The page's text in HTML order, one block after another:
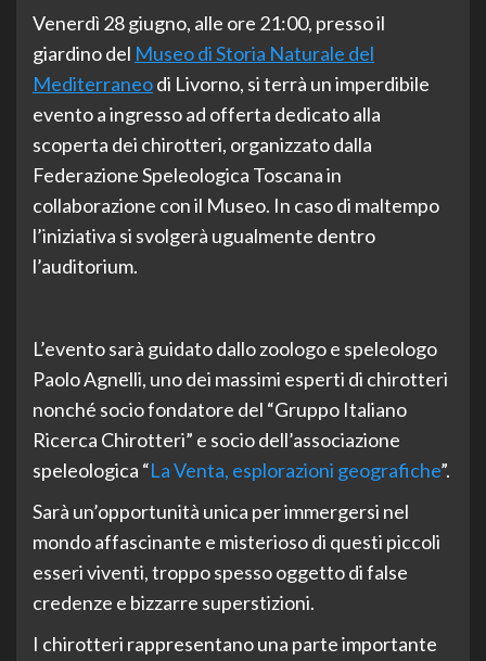
Venerdì 28 giugno, alle ore 21:00, presso il
giardino del Museo di Storia Naturale del
Mediterraneodi Livorno, si terrà un imperdibile
evento a ingresso ad offerta dedicato alla
scoperta dei chirotteri, organizzato dalla
Federazione Speleologica Toscana in
collaborazione con il Museo. In caso di maltempo
l’iniziativa si svolgerà ugualmente dentro
l’auditorium.
L’evento sarà guidato dallo zoologo e speleologo
Paolo Agnelli, uno dei massimi esperti di chirotteri
nonché socio fondatore del “Gruppo Italiano
Ricerca Chirotteri” e socio dell’associazione
speleologica “La Venta, esplorazioni geografiche”.
Sarà un’opportunità unica per immergersi nel
mondo affascinante e misterioso di questi piccoli
esseri viventi, troppo spesso oggetto di false
credenze e bizzarre superstizioni.
I chirotteri rappresentano una parte importante